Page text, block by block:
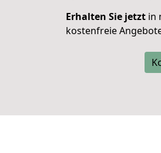
Erhalten Sie jetzt in
kostenfreie